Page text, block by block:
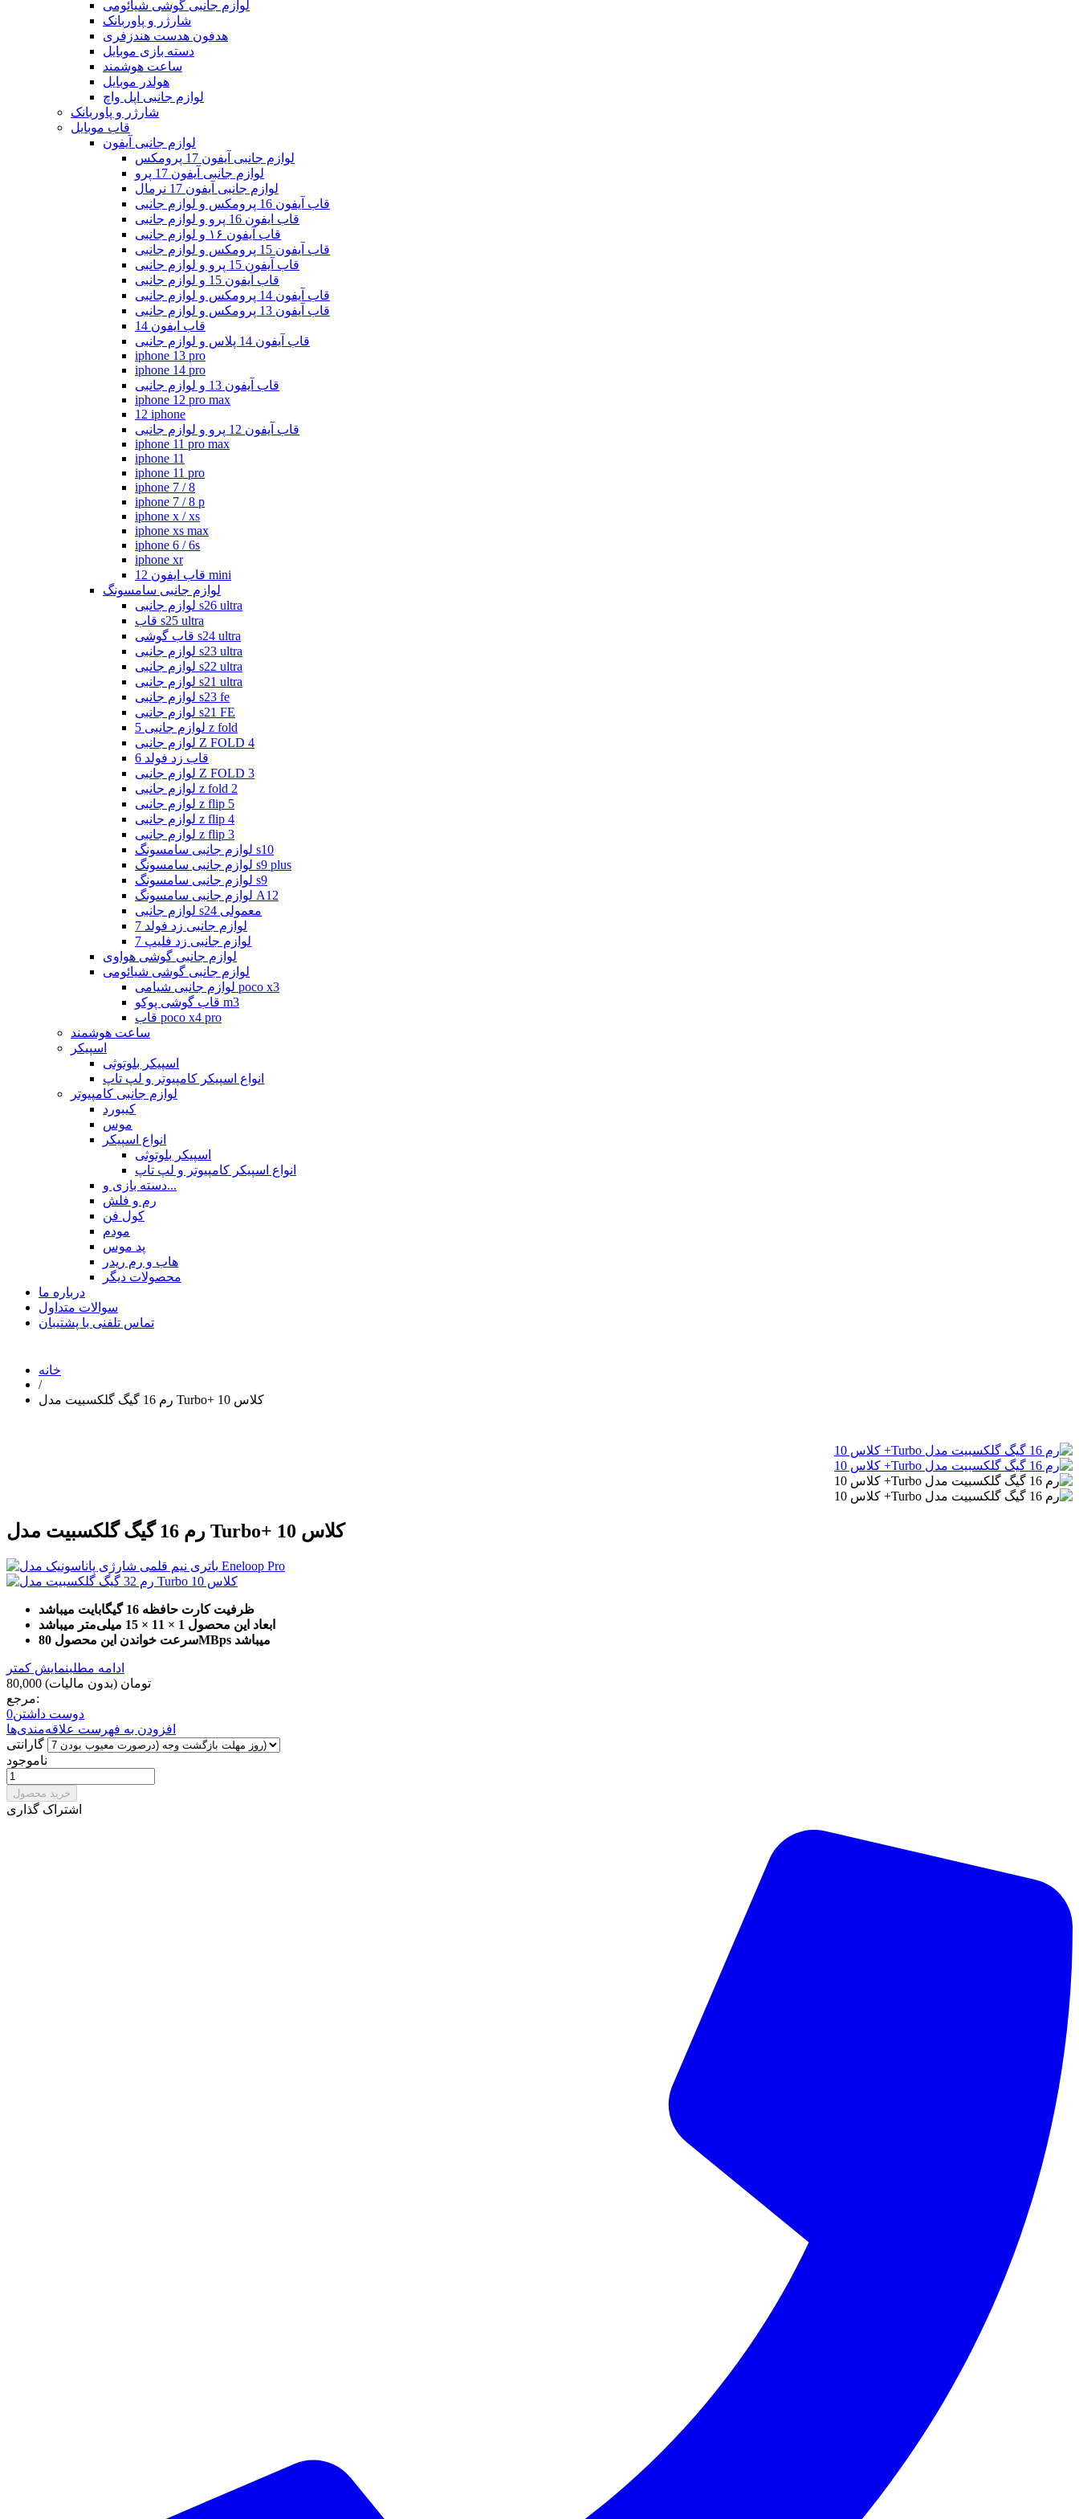
لوازم جانبی گوشی شیائومی
شارژر و پاوربانک
هدفون هدست هندزفری
دسته بازی موبایل
ساعت هوشمند
هولدر موبایل
لوازم جانبی اپل واچ
شارژر و پاوربانک
قاب موبایل
لوازم جانبی آیفون
لوازم جانبی آیفون 17 پرومکس
لوازم جانبی آیفون 17 پرو
لوازم جانبی آیفون 17 نرمال
قاب آیفون 16 پرومکس و لوازم جانبی
قاب ایفون 16 پرو و لوازم جانبی
قاب آیفون ۱۶ و لوازم جانبی
قاب آیفون 15 پرومکس و لوازم جانبی
قاب آیفون 15 پرو و لوازم جانبی
قاب آیفون 15 و لوازم جانبی
قاب آیفون 14 پرومکس و لوازم جانبی
قاب آیفون 13 پرومکس و لوازم جانبی
قاب ایفون 14
قاب آیفون 14 پلاس و لوازم جانبی
iphone 13 pro
iphone 14 pro
قاب آیفون 13 و لوازم جانبی
iphone 12 pro max
12 iphone
قاب آیفون 12 پرو و لوازم جانبی
iphone 11 pro max
iphone 11
iphone 11 pro
iphone 7 / 8
iphone 7 / 8 p
iphone x / xs
iphone xs max
iphone 6 / 6s
iphone xr
قاب ایفون 12 mini
لوازم جانبی سامسونگ
لوازم جانبی s26 ultra
قاب s25 ultra
قاب گوشی s24 ultra
لوازم جانبی s23 ultra
لوازم جانبی s22 ultra
لوازم جانبی s21 ultra
لوازم جانبی s23 fe
لوازم جانبی s21 FE
لوازم جانبی 5 z fold
لوازم جانبی Z FOLD 4
قاب زد فولد 6
لوازم جانبی Z FOLD 3
لوازم جانبی z fold 2
لوازم جانبی z flip 5
لوازم جانبی z flip 4
لوازم جانبی z flip 3
لوازم جانبی سامسونگ s10
لوازم جانبی سامسونگ s9 plus
لوازم جانبی سامسونگ s9
لوازم جانبی سامسونگ A12
لوازم جانبی s24 معمولی
لوازم جانبی زد فولد 7
لوازم جانبی زد فلیپ 7
لوازم جانبی گوشی هواوی
لوازم جانبی گوشی شیائومی
لوازم جانبی شیامی poco x3
قاب گوشی پوکو m3
قاب poco x4 pro
ساعت هوشمند
اسپیکر
اسپیکر بلوتوثی
انواع اسپیکر کامپیوتر و لپ تاپ
لوازم جانبی کامپیوتر
کیبورد
موس
انواع اسپیکر
اسپیکر بلوتوثی
انواع اسپیکر کامپیوتر و لپ تاپ
دسته بازی و...
رم و فلش
کول فن
مودم
پد موس
هاب و رم ریدر
محصولات دیگر
درباره ما
سوالات متداول
تماس تلفنی با پشتیبان
خانه
/
رم 16 گیگ گلکسبیت مدل Turbo+ کلاس 10
رم 16 گیگ گلکسبیت مدل Turbo+ کلاس 10
ظرفیت کارت حافظه 16 گیگابایت میباشد
ابعاد این محصول 1 × 11 × 15 میلی‌متر میباشد
سرعت خواندن این محصول 80MBps میباشد
ادامه مطلبنمایش کمتر
80,000 تومان (بدون مالیات)
مرجع:
دوست داشتن0
افزودن به فهرست علاقه‌مندی‌ها
گارانتی
ناموجود
خرید محصول
اشتراک گذاری